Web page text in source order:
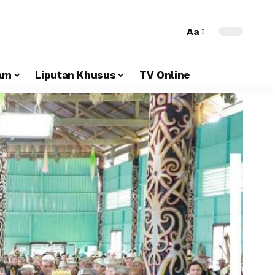
Aa
Liputan Khusus TV Online